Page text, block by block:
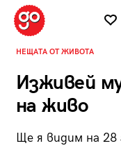
НЕЩАТА ОТ ЖИВОТА
Изживей
на живо
Ще я видим на 28